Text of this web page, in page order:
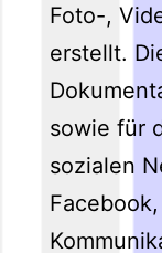
Foto-,
erstellt.
sowie für
sozialen